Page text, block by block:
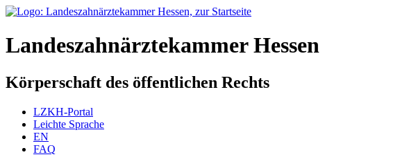
Landeszahnärztekammer Hessen
Körperschaft des öffentlichen Rechts
LZKH-Portal
Leichte Sprache
EN
FAQ